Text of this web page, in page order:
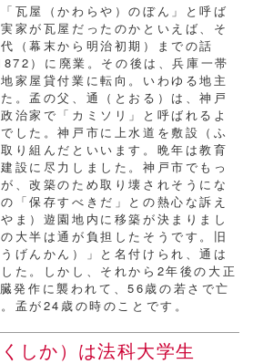
瓦屋（かわらや）のぼん」と呼ば
家が瓦屋だったのかといえば、そ
（幕末から明治初期）までの話
）に廃業。その後は、兵庫一帯
家屋貸付業に転向。いわゆる地主
。孟の父、通（とおる）は、神戸
治家で「カミソリ」と呼ばれるよ
した。神戸市に上水道を敷設（ふ
り組んだといいます。晩年は教育
設に尽力しました。神戸市でもっ
、改築のため取り壊されそうにな
「保存すべきだ」との熱心な訴え
ま）遊園地内に移築が決まりまし
大半は通が負担したそうです。旧
げんかん）」と名付けられ、通は
た。しかし、それから2年後の大正
発作に襲われて、56歳の若さで亡
孟が24歳の時のことです。
しか）は法科大学生